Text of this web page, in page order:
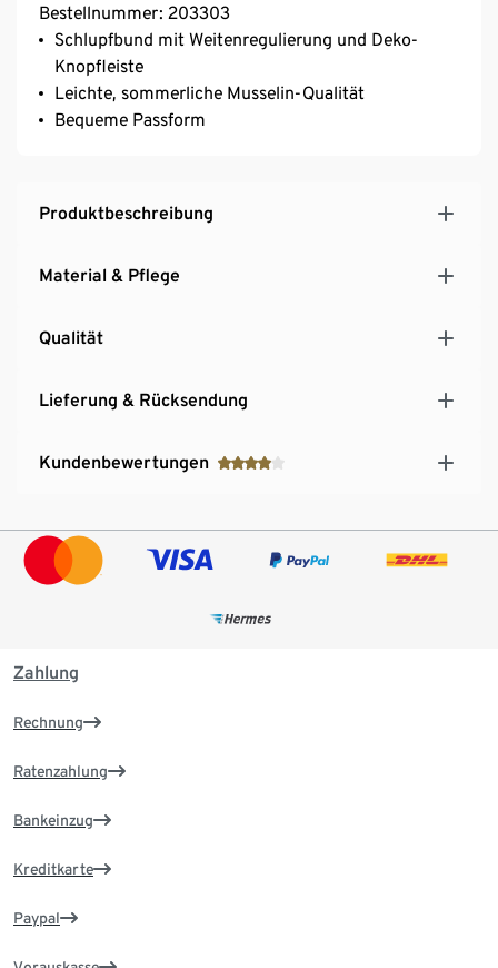
Bestellnummer: 203303
Schlupfbund mit Weitenregulierung und Deko-
Knopfleiste
Leichte, sommerliche Musselin-Qualität
Bequeme Passform
Produktbeschreibung
Material & Pflege
Qualität
Lieferung & Rücksendung
Kundenbewertungen
Zahlung
Rechnung
Ratenzahlung
Bankeinzug
Kreditkarte
Paypal